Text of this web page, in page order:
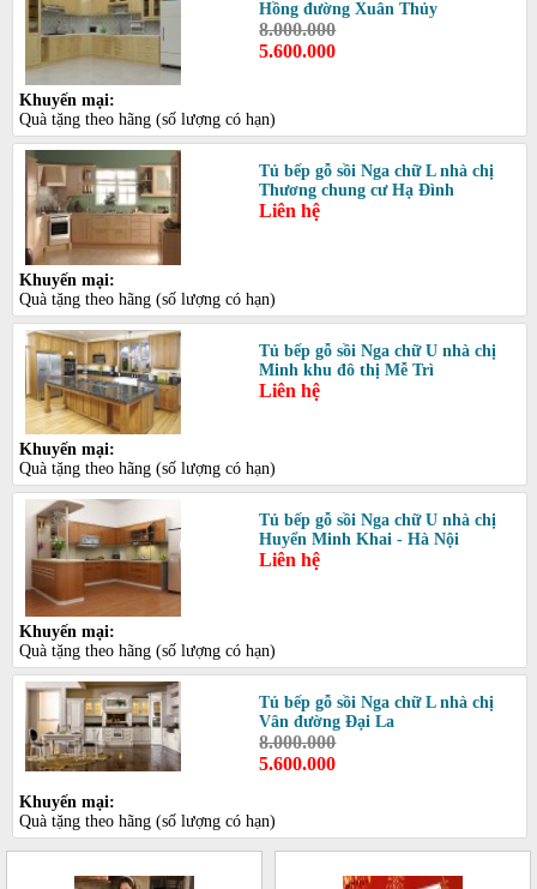
Hồng đường Xuân Thủy
8.000.000
5.600.000
Khuyến mại:
Quà tặng theo hãng (số lượng có hạn)
Tủ bếp gỗ sồi Nga chữ L nhà chị
Thương chung cư Hạ Đình
Liên hệ
Khuyến mại:
Quà tặng theo hãng (số lượng có hạn)
Tủ bếp gỗ sồi Nga chữ U nhà chị
Minh khu đô thị Mễ Trì
Liên hệ
Khuyến mại:
Quà tặng theo hãng (số lượng có hạn)
Tủ bếp gỗ sồi Nga chữ U nhà chị
Huyển Minh Khai - Hà Nội
Liên hệ
Khuyến mại:
Quà tặng theo hãng (số lượng có hạn)
Tủ bếp gỗ sồi Nga chữ L nhà chị
Vân đường Đại La
8.000.000
5.600.000
Khuyến mại:
Quà tặng theo hãng (số lượng có hạn)